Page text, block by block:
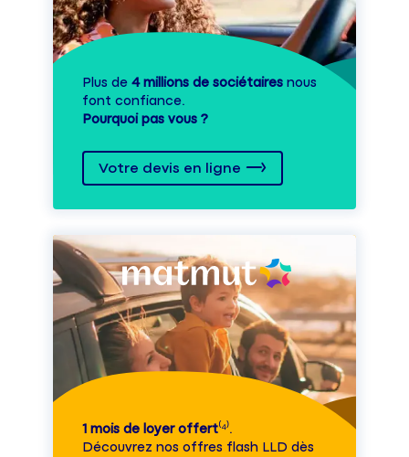
Plus de 4 millions de sociétaires nous
font confiance.
Pourquoi pas vous ?
Votre devis en ligne
1 mois de loyer offert⁽⁴⁾.
Découvrez nos offres flash LLD dès